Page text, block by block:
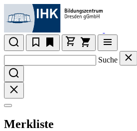
Suche
Merkliste